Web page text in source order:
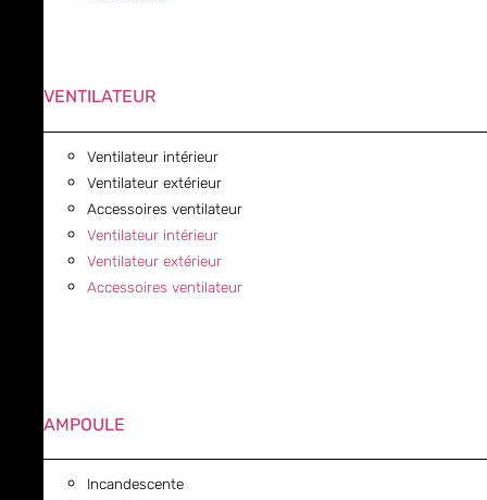
VENTILATEUR
Ventilateur intérieur
Ventilateur extérieur
Accessoires ventilateur
Ventilateur intérieur
Ventilateur extérieur
Accessoires ventilateur
AMPOULE
Incandescente